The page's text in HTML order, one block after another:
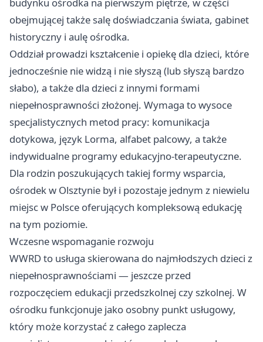
budynku ośrodka na pierwszym piętrze, w części
obejmującej także salę doświadczania świata, gabinet
historyczny i aulę ośrodka.
Oddział prowadzi kształcenie i opiekę dla dzieci, które
jednocześnie nie widzą i nie słyszą (lub słyszą bardzo
słabo), a także dla dzieci z innymi formami
niepełnosprawności złożonej. Wymaga to wysoce
specjalistycznych metod pracy: komunikacja
dotykowa, język Lorma, alfabet palcowy, a także
indywidualne programy edukacyjno-terapeutyczne.
Dla rodzin poszukujących takiej formy wsparcia,
ośrodek w Olsztynie był i pozostaje jednym z niewielu
miejsc w Polsce oferujących kompleksową edukację
na tym poziomie.
Wczesne wspomaganie rozwoju
WWRD to usługa skierowana do najmłodszych dzieci z
niepełnosprawnościami — jeszcze przed
rozpoczęciem edukacji przedszkolnej czy szkolnej. W
ośrodku funkcjonuje jako osobny punkt usługowy,
który może korzystać z całego zaplecza